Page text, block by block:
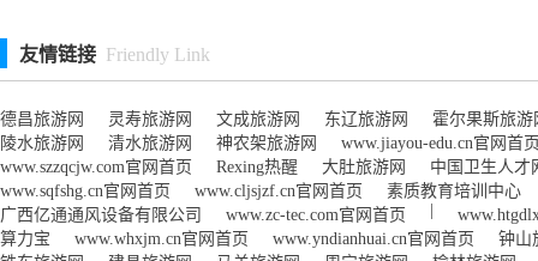
友情链接 Friendly Link
德昌旅游网 灵寿旅游网 文成旅游网 东辽旅游网
霍尔果斯旅游
陵水旅游网
清水旅游网 神农架旅游网
www.jiayou-edu.cn官网首
www.szzqcjw.com官网首页
Rexing热醒 大肚旅游网
中国卫生人才
www.sqfshg.cn官网首页
www.cljsjzf.cn官网首页
素质教育培训中心
广西亿通通风设备有限公司
www.zc-tec.com官网首页
算力宝
www.whxjm.cn官网首页 www.yndianhuai.cn官网首页
钟山